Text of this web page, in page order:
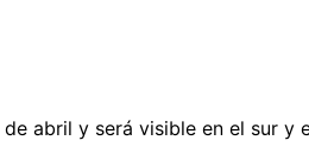
abril y será visible en el sur y